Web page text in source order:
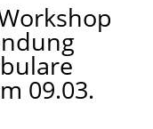
09.03.